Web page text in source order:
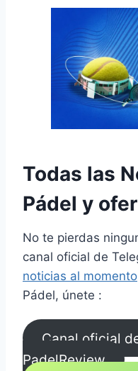
Todas las
Pádel y
No te pierdas
canal oficial de
noticias al momento
Pádel, únete :
Canal oficial
PadelReview